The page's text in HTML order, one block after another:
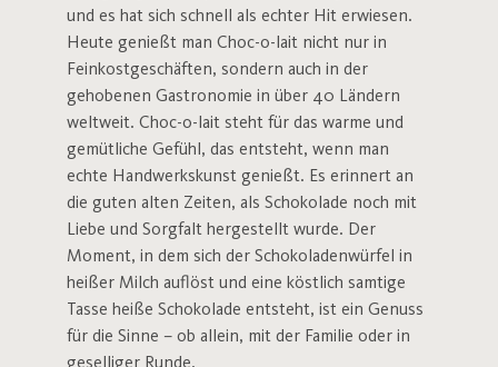
und es hat sich schnell als echter Hit erwiesen.
Heute genießt man Choc-o-lait nicht nur in
Feinkostgeschäften, sondern auch in der
gehobenen Gastronomie in über 40 Ländern
weltweit. Choc-o-lait steht für das warme und
gemütliche Gefühl, das entsteht, wenn man
echte Handwerkskunst genießt. Es erinnert an
die guten alten Zeiten, als Schokolade noch mit
Liebe und Sorgfalt hergestellt wurde. Der
Moment, in dem sich der Schokoladenwürfel in
heißer Milch auflöst und eine köstlich samtige
Tasse heiße Schokolade entsteht, ist ein Genuss
für die Sinne – ob allein, mit der Familie oder in